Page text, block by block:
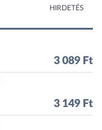
HIRDETÉS
3 089 Ft
3 149 Ft